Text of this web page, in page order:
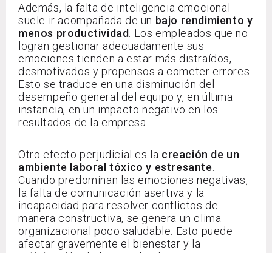
Además, la falta de inteligencia emocional
suele ir acompañada de un bajo rendimiento y
menos productividad . Los empleados que no
logran gestionar adecuadamente sus
emociones tienden a estar más distraídos,
desmotivados y propensos a cometer errores.
Esto se traduce en una disminución del
desempeño general del equipo y, en última
instancia, en un impacto negativo en los
resultados de la empresa.
Otro efecto perjudicial es la creación de un
ambiente laboral tóxico y estresante
Cuando predominan las emociones negativas,
la falta de comunicación asertiva y la
incapacidad para resolver conflictos de
manera constructiva, se genera un clima
organizacional poco saludable. Esto puede
afectar gravemente el bienestar y la